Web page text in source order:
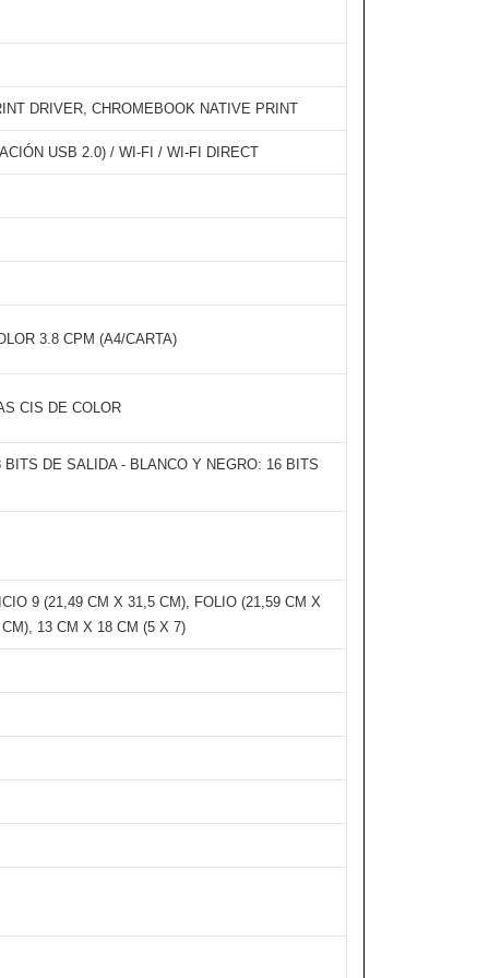
DRIVER, CHROMEBOOK NATIVE PRINT
USB 2.0) / WI-FI / WI-FI DIRECT
3.8 CPM (A4/CARTA)
CIS DE COLOR
DE SALIDA - BLANCO Y NEGRO: 16 BITS
9 (21,49 CM X 31,5 CM), FOLIO (21,59 CM X
13 CM X 18 CM (5 X 7)